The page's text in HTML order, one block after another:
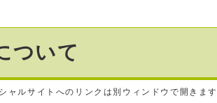
ついて
ャルサイトへのリンクは別ウィンドウで開きます